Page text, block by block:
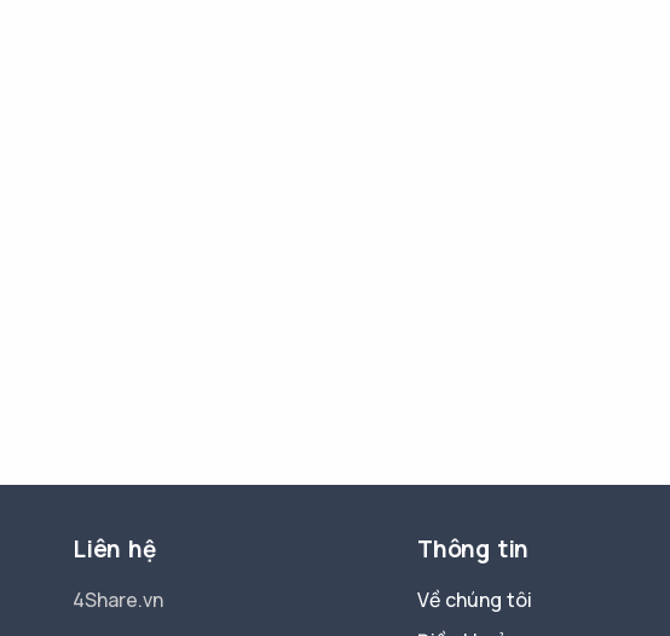
Liên hệ
4Share.vn
Thông tin
Về chúng tôi